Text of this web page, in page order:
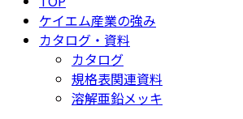
ケイエム産業の強み
カタログ・資料
カタログ
規格表関連資料
溶解亜鉛メッキ